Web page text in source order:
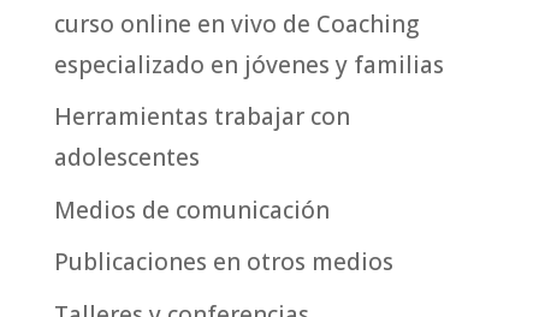
curso online en vivo de Coaching
especializado en jóvenes y familias
Herramientas trabajar con
adolescentes
Medios de comunicación
Publicaciones en otros medios